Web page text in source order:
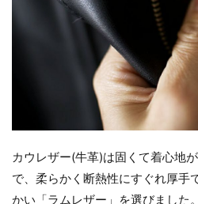
カウレザー(牛革)は固くて着心地
で、柔らかく断熱性にすぐれ厚手
かい「ラムレザー」を選びました。